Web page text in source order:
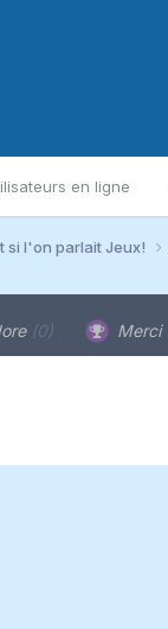
en ligne
si l'on parlait Jeux!
(0) Merci